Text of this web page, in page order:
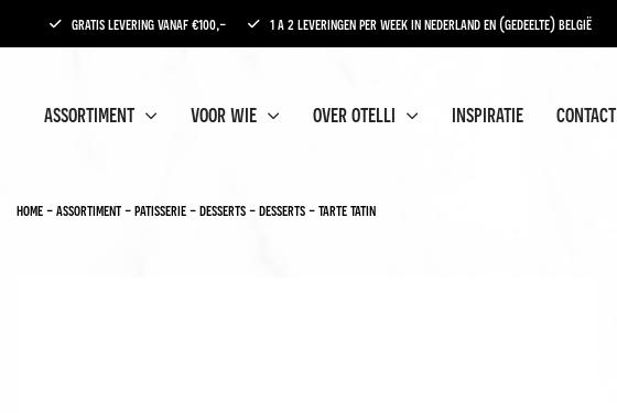
gratis levering vanaf €100,- 1 a 2 leveringen per week in nederland en (gedeelte) belgië
assortiment voor wie over otelli inspiratie contact
home-assortiment-patisserie-desserts-desserts-tarte tatin